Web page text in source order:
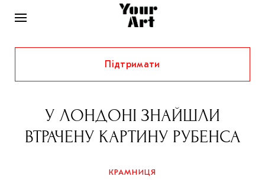
НОВИНИ
ІНТЕРВ’Ю
ХУДОЖНИКИ
АРХІТЕКТУРА
РІДНИЙ КРАЙ
САМООРГАНІЗАЦІЇ
ВИСТАВКИ
Підтримати
У ЛОНДОНІ ЗНАЙШЛИ
ВТРАЧЕНУ КАРТИНУ РУБЕНСА
КРАМНИЦЯ